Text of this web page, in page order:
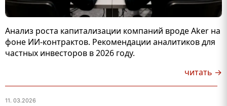
Анализ роста капитализации компаний вроде Aker на
фоне ИИ-контрактов. Рекомендации аналитиков для
частных инвесторов в 2026 году.
читать →
11. 03.2026